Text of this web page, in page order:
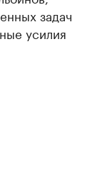
задач
усилия